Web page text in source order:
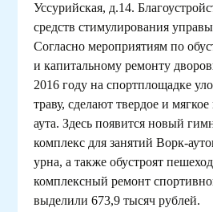
Уссурийская, д.14.
средств стимулирования
Согласно мероприятиям по
и капитальному ремонту
2016 году на спортплощадке
траву, сделают твердое и
аута. Здесь появится новый
комплекс для занятий Ворк-
урна, а также обустроят
комплексный ремонт
выделили 673,9 тысяч рублей.